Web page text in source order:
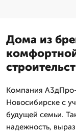
Дома из
Компания
Новосибирске с
будущей семьи.
надежность,